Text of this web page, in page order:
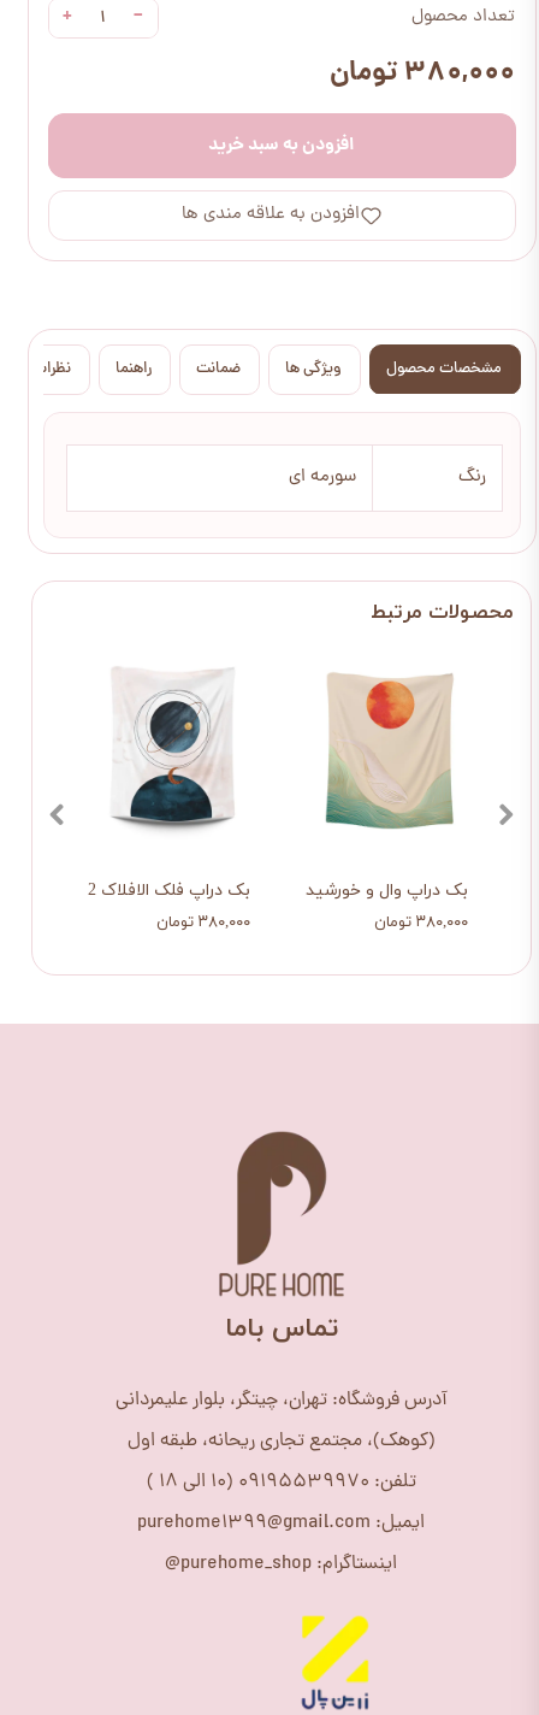
تعداد محصول −
+
۳۸۰,۰۰۰ تومان
افزودن به سبد خرید
افزودن به علاقه مندی ها
مشخصات محصول ویژگی ها ضمانت راهنما نظرات
رنگ سورمه ای
بک دراپ فلک الافلاک 2
۳۸۰,۰۰۰ تومان
بک دراپ وال و خورشید
۳۸۰,۰۰۰ تومان
​تماس باما
آدرس فروشگاه: تهران، چیتگر، بلوار علیمردانی
(کوهک)، مجتمع تجاری ریحانه، طبقه اول
تلفن: 09195539970 (10 الی 18 )
ایمیل: purehome1399@gmail.com
اینستاگرام: purehome_shop@